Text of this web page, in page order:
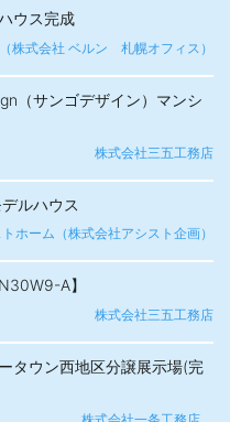
ウス完成
株式会社 ベルン 札幌オフィス）
（サンゴデザイン）マンシ
株式会社三五工務店
ルハウス
ホーム（株式会社アシスト企画）
A】
株式会社三五工務店
タウン西地区分譲展示場(完